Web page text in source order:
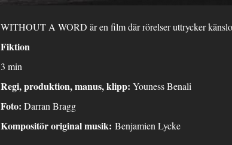
WITHOUT A WORD är en film där rörelser uttrycker
Fiktion
3 min
Regi, produktion, manus, klipp: Youness Benali
Foto: Darran Bragg
Kompositör original musik: Benjamien Lycke